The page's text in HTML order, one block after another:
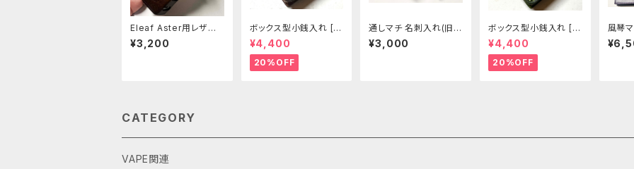
Eleaf Aster用レザー
スリーブ [401-as]
¥3,200
ボックス型小銭入れ [3
00-CP]
¥4,400
20%OFF
通しマチ 名刺入れ(旧タ
イプ) [415-416]
¥3,000
ボックス型小銭入れ [3
04-CP]
¥4,400
20%OFF
風琴
2-
CATEGORY
VAPE関連